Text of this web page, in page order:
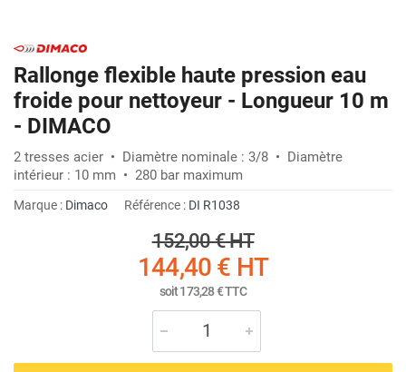
Rallonge flexible haute pression eau
froide pour nettoyeur - Longueur 10 m
- DIMACO
2 tresses acier • Diamètre nominale : 3/8 • Diamètre
intérieur : 10 mm • 280 bar maximum
Marque : Dimaco Référence : DI R1038
152,00 €HT
144,40 € HT
soit173,28 €TTC